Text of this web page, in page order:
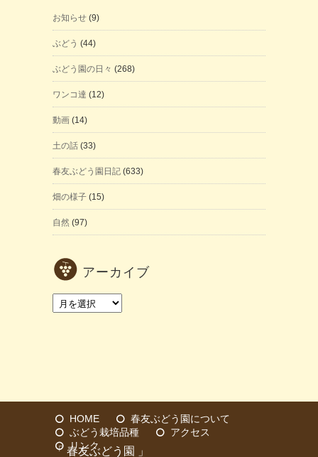
お知らせ (9)
ぶどう (44)
ぶどう園の日々 (268)
ワンコ達 (12)
動画 (14)
土の話 (33)
春友ぶどう園日記 (633)
畑の様子 (15)
自然 (97)
アーカイブ
ア
HOME
春友ぶどう園について
ぶどう栽培品種
アクセス
リンク
「 春友ぶどう園 」